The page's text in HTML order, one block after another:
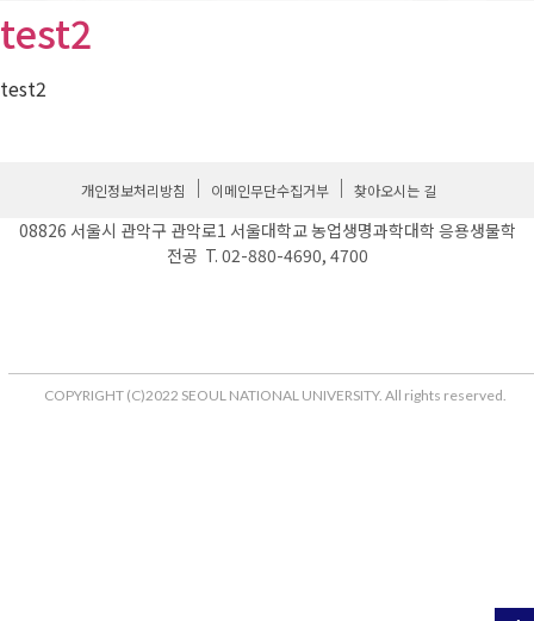
test2
test2
개인정보처리방침 이메인무단수집거부 찾아오시는 길
08826 서울시 관악구 관악로1 서울대학교 농업생명과학대학 응용생물학
전공 T. 02-880-4690, 4700
COPYRIGHT (C)2022 SEOUL NATIONAL UNIVERSITY. All rights reserved.